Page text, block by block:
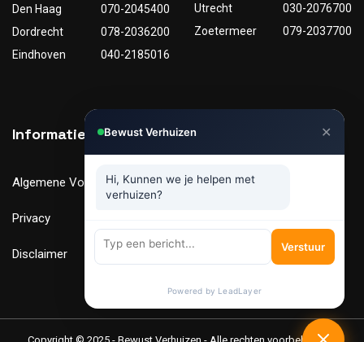
Den Haag
070-2045400
Dordrecht
078-2036200
Eindhoven
040-2185016
Utrecht
030-2076700
Zoetermeer
079-2037700
Informatie
Algemene Voorwaarden
Privacy
Disclaimer
Nuttige links
Tarieven
Bewust Verhuizen ✕
Hi, Kunnen we je helpen met
verhuizen?
Verstuur
Powered by LeadLayer